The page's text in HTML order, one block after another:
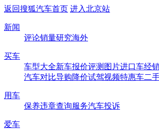
返回搜狐汽车首页 进入北京站
新闻
评论销量研究海外
买车
车型大全新车报价评测 图片进口车经
汽车对比导购降价试驾视频特惠车二
用车
保养违章查询服务汽车投诉
爱车